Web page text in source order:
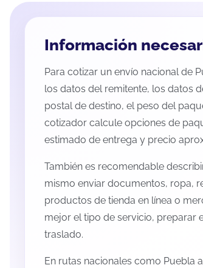
Información
Para cotizar un envío nacional de
los datos del remitente, los datos
postal de destino, el peso del
cotizador calcule opciones de
estimado de entrega y precio
También es recomendable
mismo enviar documentos, ropa,
productos de tienda en línea o
mejor el tipo de servicio, preparar
traslado.
En rutas nacionales como Puebla